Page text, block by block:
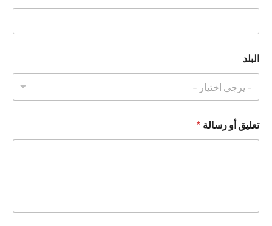
ل
ق
البلد
- يرجى اختيار -
تعليق أو رسالة *